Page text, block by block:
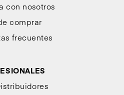
con nosotros
comprar
frecuentes